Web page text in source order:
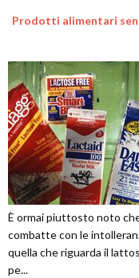
Prodotti alimentari
È ormai piuttosto noto
combatte con le
quella che riguarda il
pe...